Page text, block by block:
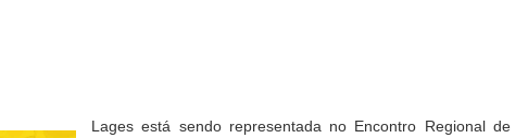
Lages está sendo representada no Encontro Regional de